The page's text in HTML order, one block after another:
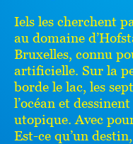
Iels les cherchent
au domaine
Bruxelles, connu
artificielle. Sur la
borde le lac, les
l’océan et
utopique. Avec
Est-ce qu’un